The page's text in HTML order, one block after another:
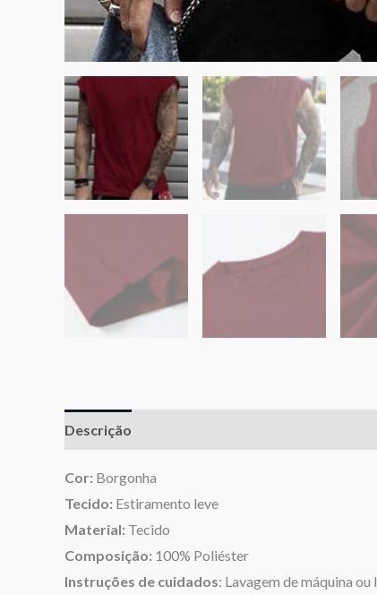
Descrição
Cor: Borgonha
Tecido: Estiramento leve
Material: Tecido
Composição: 100% Poliéster
Instruções de cuidados: Lavagem de máquina